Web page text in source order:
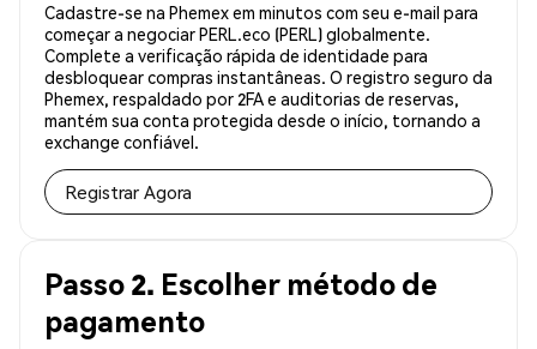
Cadastre-se na Phemex em minutos com seu e-mail para
começar a negociar PERL.eco (PERL) globalmente.
Complete a verificação rápida de identidade para
desbloquear compras instantâneas. O registro seguro da
Phemex, respaldado por 2FA e auditorias de reservas,
mantém sua conta protegida desde o início, tornando a
exchange confiável.
Registrar Agora
Passo 2. Escolher método de
pagamento